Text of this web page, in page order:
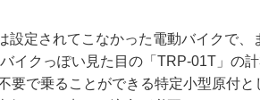
設定されてこなかった電動バイクで、
イクっぽい見た目の「TRP-01T」の
要で乗ることができる特定小型原付と